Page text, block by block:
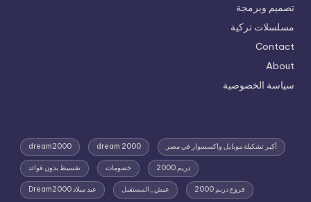
تصميم وبرمجة
مسلسلات تركية
Contact
About
سياسة الخصوصية
dream2000 dream 2000 أكبر تشكيلة موبايل واكسسوار في مصر
تقسيط بدون فوائد خصومات دريم 2000
عيد ميلاد Dream2000 عيش_المستقبل فروع دريم 2000